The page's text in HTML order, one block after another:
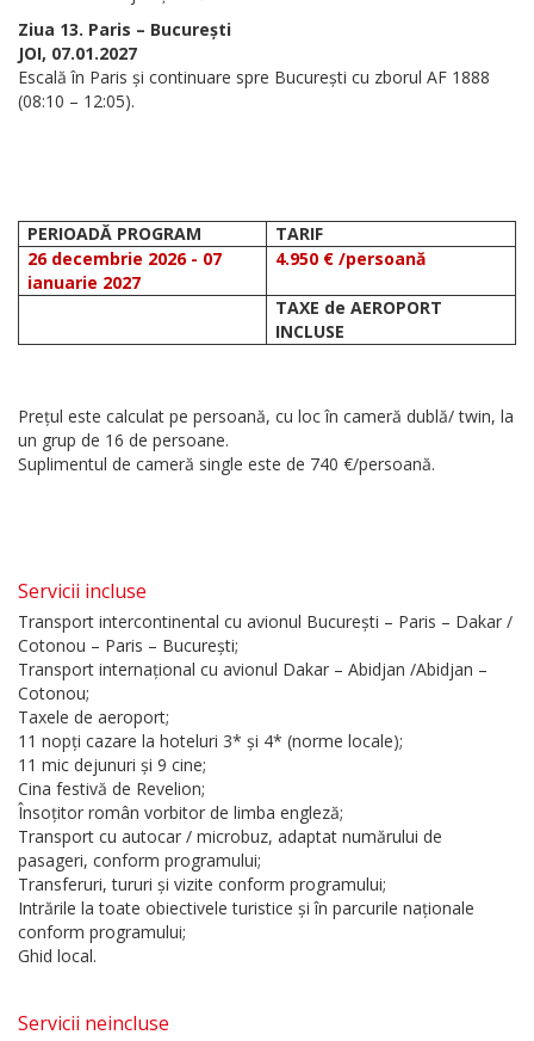
Ziua 13. Paris – București
JOI, 07.01.2027
Escală în Paris și continuare spre București cu zborul AF 1888
(08:10 – 12:05).
PERIOADĂ PROGRAM
TARIF
26 decembrie 2026 - 07
ianuarie 2027
4.950 € /persoană
TAXE de AEROPORT
INCLUSE
Prețul este calculat pe persoană, cu loc în cameră dublă/ twin, la
un grup de 16 de persoane.
Suplimentul de cameră single este de 740 €/persoană.
Servicii incluse
Transport intercontinental cu avionul București – Paris – Dakar /
Cotonou – Paris – București;
Transport internațional cu avionul Dakar – Abidjan /Abidjan –
Cotonou;
Taxele de aeroport;
11 nopți cazare la hoteluri 3* și 4* (norme locale);
11 mic dejunuri și 9 cine;
Cina festivă de Revelion;
Însoțitor român vorbitor de limba engleză;
Transport cu autocar / microbuz, adaptat numărului de
pasageri, conform programului;
Transferuri, tururi și vizite conform programului;
Intrările la toate obiectivele turistice și în parcurile naționale
conform programului;
Ghid local.
Servicii neincluse